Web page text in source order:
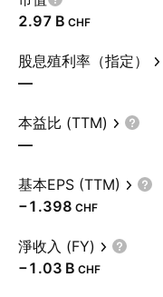
‪2.97 B‬ CHF
股息殖利率（指定）
—
本益比 (TTM)
—
基本EPS (TTM)
−1.398 CHF
淨收入 (FY)
‪−1.03 B‬ CHF